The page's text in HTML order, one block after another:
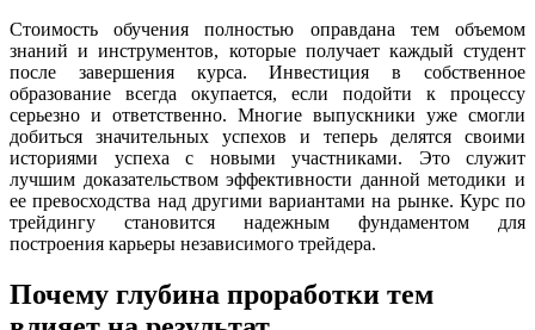
Стоимость обучения полностью оправдана тем объемом
знаний и инструментов, которые получает каждый студент
после завершения курса. Инвестиция в собственное
образование всегда окупается, если подойти к процессу
серьезно и ответственно. Многие выпускники уже смогли
добиться значительных успехов и теперь делятся своими
историями успеха с новыми участниками. Это служит
лучшим доказательством эффективности данной методики и
ее превосходства над другими вариантами на рынке. Курс по
трейдингу становится надежным фундаментом для
построения карьеры независимого трейдера.
Почему глубина проработки тем